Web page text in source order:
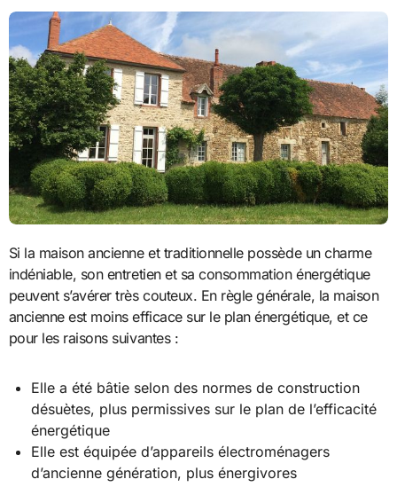
Si la maison ancienne et traditionnelle possède un charme
indéniable, son entretien et sa consommation énergétique
peuvent s’avérer très couteux. En règle générale, la maison
ancienne est moins efficace sur le plan énergétique, et ce
pour les raisons suivantes :
Elle a été bâtie selon des normes de construction
désuètes, plus permissives sur le plan de l’efficacité
énergétique
Elle est équipée d’appareils électroménagers
d’ancienne génération, plus énergivores